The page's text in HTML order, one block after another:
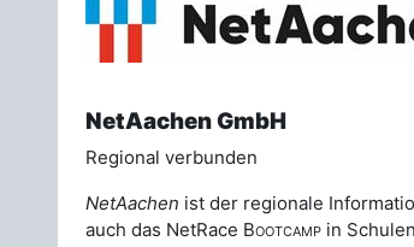
NetAachen GmbH
Regional verbunden
NetAachen ist der regionale
auch das NetRace Bootcamp in